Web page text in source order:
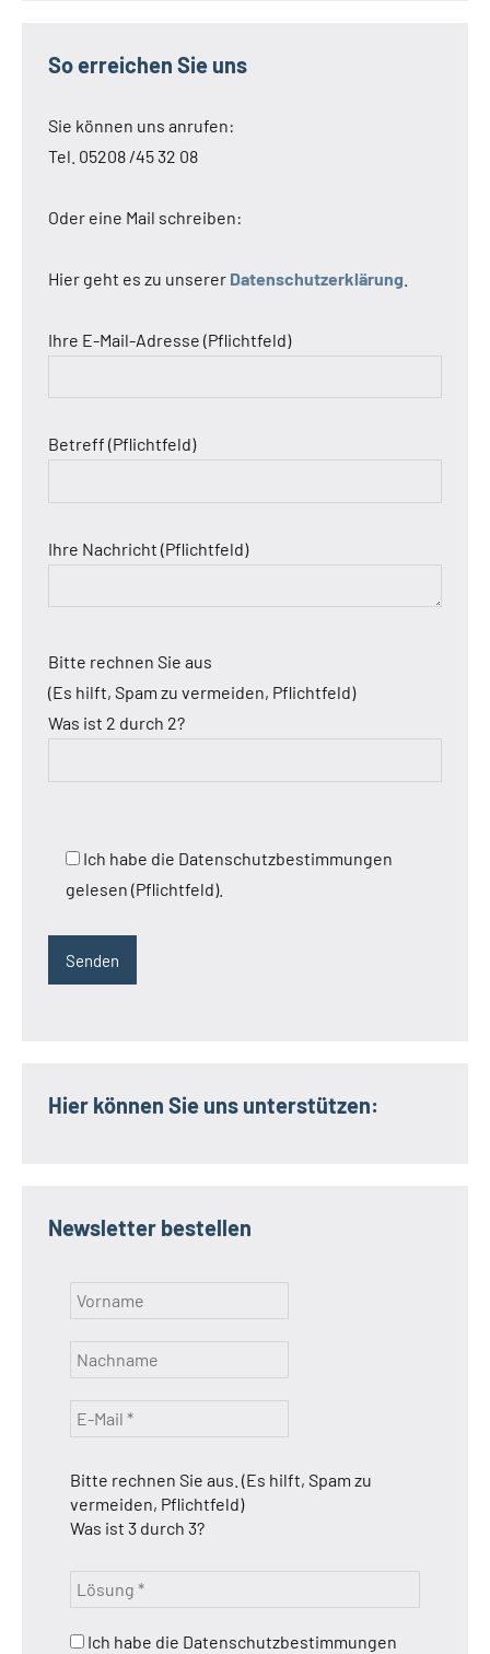
So erreichen Sie uns
Sie können uns anrufen:
Tel. 05208 /45 32 08
Oder eine Mail schreiben:
Hier geht es zu unserer Datenschutzerklärung
Ihre E-Mail-Adresse (Pflichtfeld)
Betreff (Pflichtfeld)
Ihre Nachricht (Pflichtfeld)
Bitte rechnen Sie aus
(Es hilft, Spam zu vermeiden, Pflichtfeld)
Was ist 2 durch 2?
Ich habe die Datenschutzbestimmungen
gelesen (Pflichtfeld).
Hier können Sie uns unterstützen:
Newsletter bestellen
Bitte rechnen Sie aus. (Es hilft, Spam zu
vermeiden, Pflichtfeld)
Was ist 3 durch 3?
Ich habe die Datenschutzbestimmungen